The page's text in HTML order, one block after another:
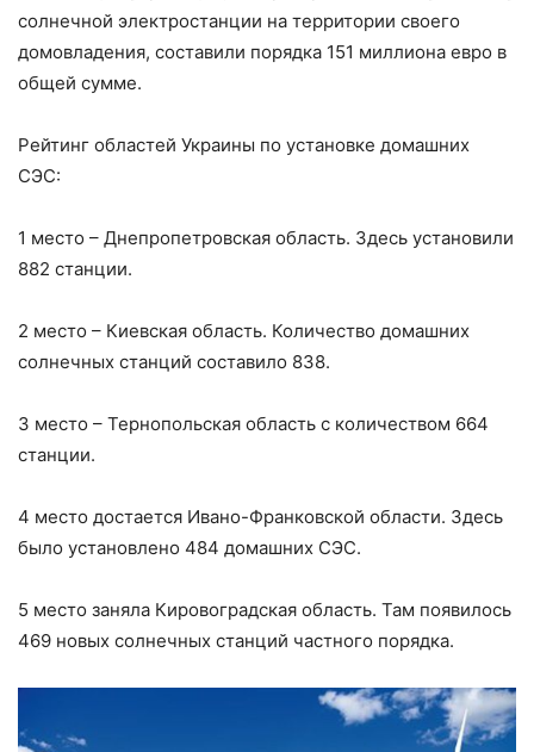
солнечной электростанции на территории своего
домовладения, составили порядка 151 миллиона евро в
общей сумме.
Рейтинг областей Украины по установке домашних
СЭС:
1 место – Днепропетровская область. Здесь установили
882 станции.
2 место – Киевская область. Количество домашних
солнечных станций составило 838.
3 место – Тернопольская область с количеством 664
станции.
4 место достается Ивано-Франковской области. Здесь
было установлено 484 домашних СЭС.
5 место заняла Кировоградская область. Там появилось
469 новых солнечных станций частного порядка.